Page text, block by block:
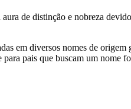
de distinção e nobreza
em diversos nomes de
pais que buscam um nome